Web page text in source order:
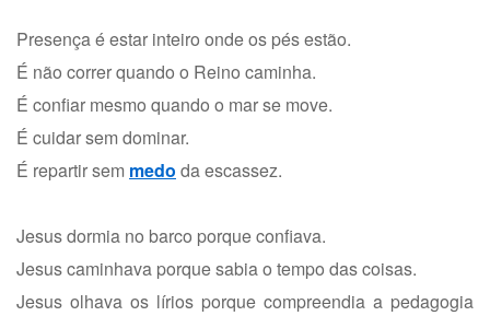
Presença é estar inteiro onde os pés estão.
É não correr quando o Reino caminha.
É confiar mesmo quando o mar se move.
É cuidar sem dominar.
É repartir sem medo da escassez.
Jesus dormia no barco porque confiava.
Jesus caminhava porque sabia o tempo das coisas.
Jesus olhava os lírios porque compreendia a pedagogia